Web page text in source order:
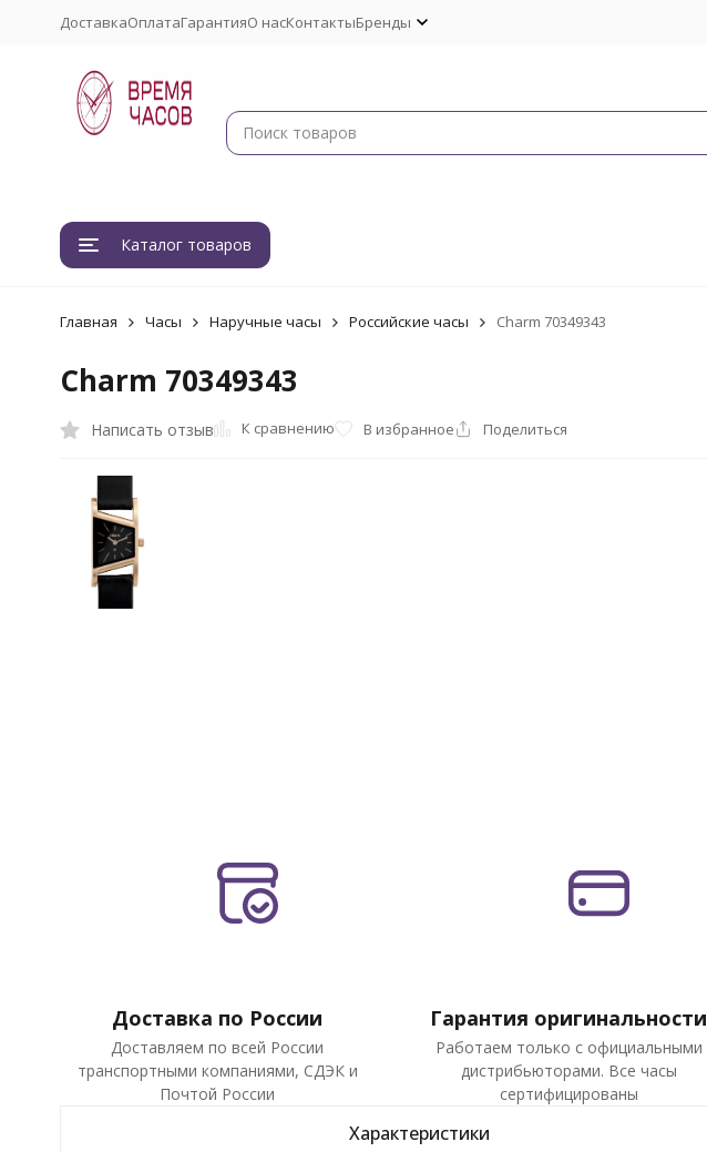
ДоставкаОплатаГарантияО насКонтактыБренды
Каталог товаров
Главная Часы Наручные часы Российские часы Charm 70349343
Charm 70349343
Написать отзыв К сравнению В избранное Поделиться
Доставка по России
Доставляем по всей России
транспортными компаниями, СДЭК и
Почтой России
Гарантия оригинальности
Работаем только с официальными
дистрибьюторами. Все часы
сертифицированы
Характеристики